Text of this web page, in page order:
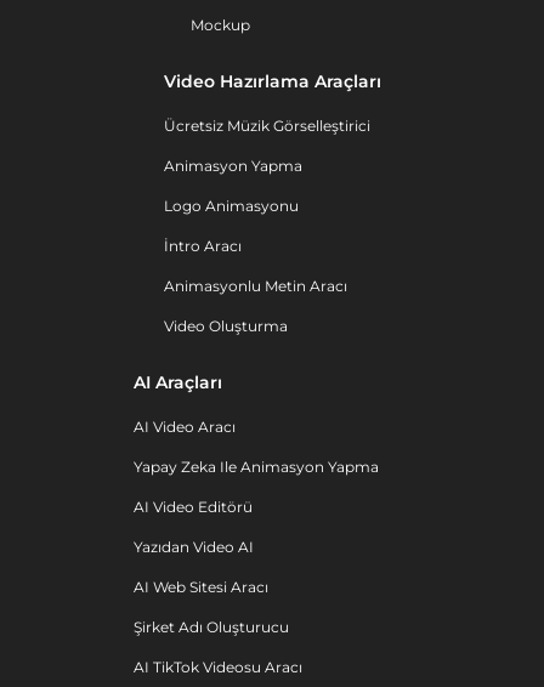
Mockup
Video Hazırlama Araçları
Ücretsiz Müzik Görselleştirici
Animasyon Yapma
Logo Animasyonu
İntro Aracı
Animasyonlu Metin Aracı
Video Oluşturma
AI Araçları
AI Video Aracı
Yapay Zeka Ile Animasyon Yapma
AI Video Editörü
Yazıdan Video AI
AI Web Sitesi Aracı
Şirket Adı Oluşturucu
AI TikTok Videosu Aracı